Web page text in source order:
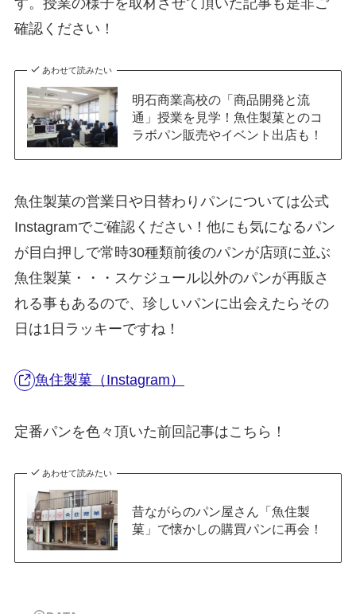
確認ください！
あわせて読みたい
明石商業高校の「商品開発と流
通」授業を見学！魚住製菓とのコ
ラボパン販売やイベント出店も！
魚住製菓の営業日や日替わりパンについては公式
Instagramでご確認ください！他にも気になるパン
が目白押しで常時30種類前後のパンが店頭に並ぶ
魚住製菓・・・スケジュール以外のパンが再販さ
れる事もあるので、珍しいパンに出会えたらその
日は1日ラッキーですね！
魚住製菓（Instagram）
定番パンを色々頂いた前回記事はこちら！
あわせて読みたい
昔ながらのパン屋さん「魚住製
菓」で懐かしの購買パンに再会！